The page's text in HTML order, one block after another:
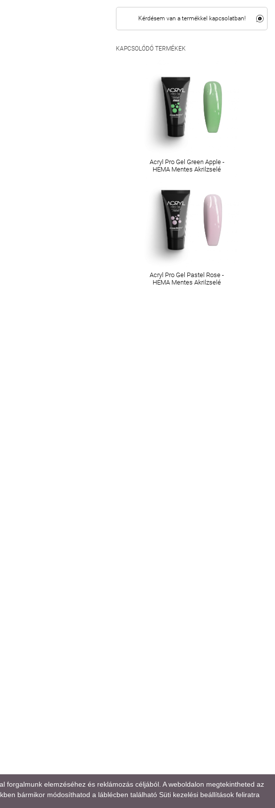
Kérdésem van a termékkel kapcsolatban!
KAPCSOLÓDÓ TERMÉKEK
Acryl Pro Gel Green Apple -
HEMA Mentes Akrilzselé
Acryl Pro Gel Pastel Rose -
HEMA Mentes Akrilzselé
elemzéséhez és reklámozás céljából. A weboldalon megtekintheted az
bármikor módosíthatod a láblécben található Süti kezelési beállítások feliratra